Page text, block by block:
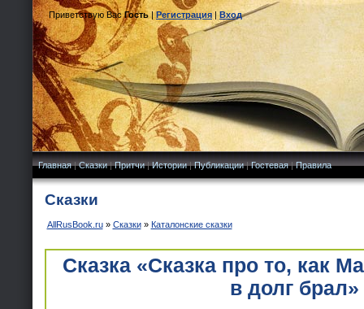
Приветствую Вас Гость|Регистрация|Вход
Главная|Сказки|Притчи|Истории|Публикации|Гостевая|Правила
Сказки
AllRusBook.ru» Сказки» Каталонские сказки
Сказка «Сказка про то, как
в долг брал»